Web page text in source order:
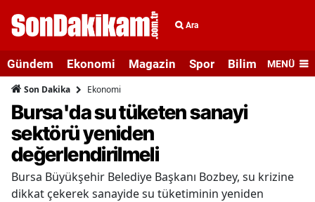
Ara
Gündem Ekonomi Magazin Spor Bilim veMENÜ
Son Dakika Ekonomi
Bursa'da su tüketen sanayi
sektörü yeniden
değerlendirilmeli
Bursa Büyükşehir Belediye Başkanı Bozbey, su krizine
dikkat çekerek sanayide su tüketiminin yeniden